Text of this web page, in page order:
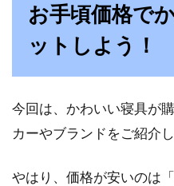
お手頃価格で
ットしよう！
今回は、かわいい寝具が
カーやブランドをご紹介し
やはり、価格が安いのは